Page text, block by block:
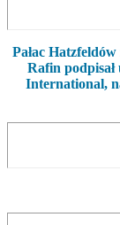
Pałac
Rafin
International,